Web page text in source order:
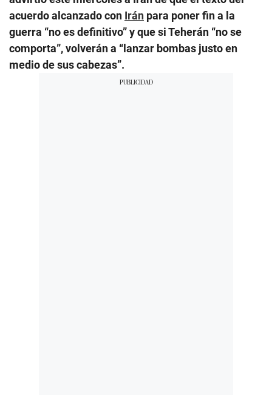
acuerdo alcanzado con Irán para poner fin a la
guerra “no es definitivo” y que si Teherán “no se
comporta”, volverán a “lanzar bombas justo en
medio de sus cabezas”.